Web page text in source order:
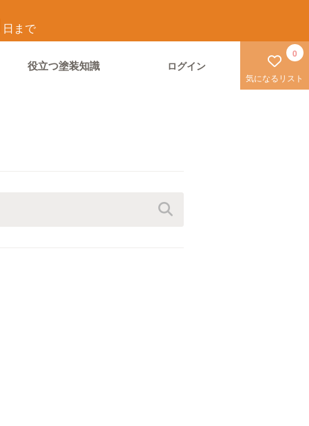
日まで
役立つ塗装知識 ログイン
気になるリスト
0